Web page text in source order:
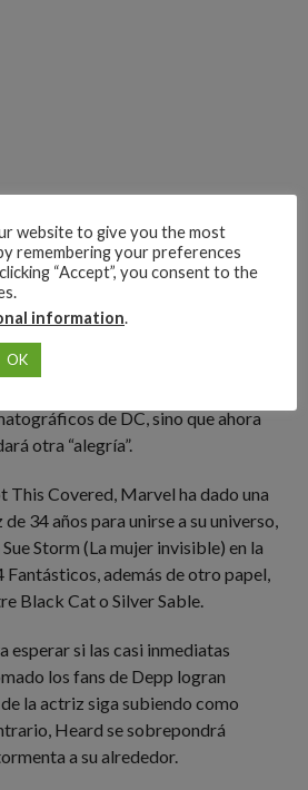
de DC, sino que ahora
otra “alegría”.
This Covered, Marvel ha dado una
34 años para unirse a su universo,
Storm (La mujer invisible) en la
Fantásticos, además de otro papel,
Black Cat o Silver Sable.
esperar si las casi inmediatas
los fans de Depp logran
la actriz siga subiendo como
Heard se sobrepondrá
a su alrededor.
website to give you the most
remembering your preferences
“Accept”, you consent to the
information.
OK